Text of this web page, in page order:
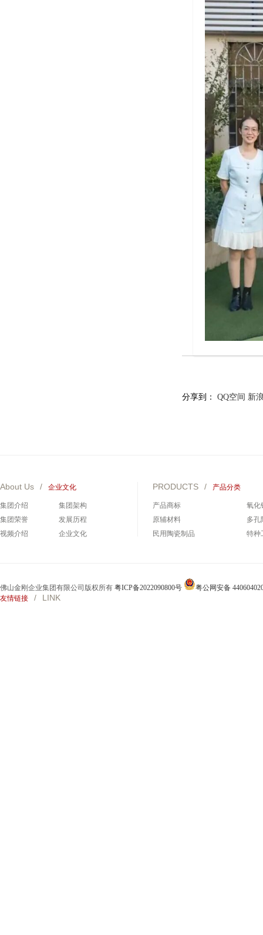
分享到： QQ空间 新
About Us / 企业文化
集团介绍
集团架构
集团荣誉
发展历程
视频介绍
企业文化
PRODUCTS / 产品分类
产品商标
氧化
原辅材料
多孔
民用陶瓷制品
特种
佛山金刚企业集团有限公司版权所有 粤ICP备2022090800号
粤公网安备
友情链接
/ LINK